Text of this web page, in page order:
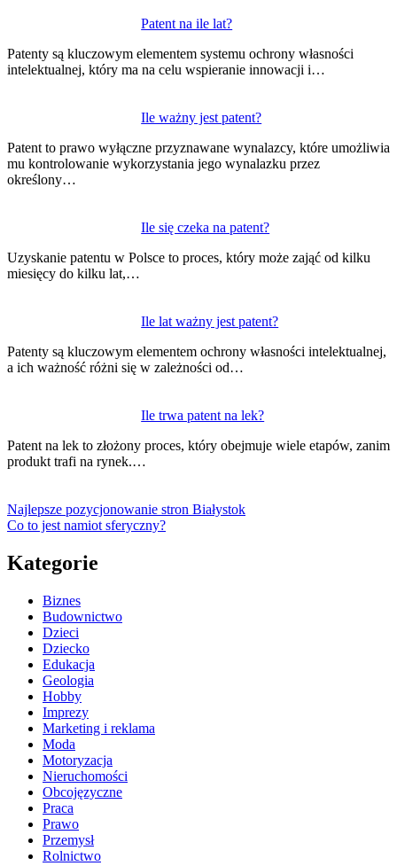
Patent na ile lat?
Patenty są kluczowym elementem systemu ochrony własności
intelektualnej, który ma na celu wspieranie innowacji i…
Ile ważny jest patent?
Patent to prawo wyłączne przyznawane wynalazcy, które umożliwia
mu kontrolowanie wykorzystania jego wynalazku przez
określony…
Ile się czeka na patent?
Uzyskanie patentu w Polsce to proces, który może zająć od kilku
miesięcy do kilku lat,…
Ile lat ważny jest patent?
Patenty są kluczowym elementem ochrony własności intelektualnej,
a ich ważność różni się w zależności od…
Ile trwa patent na lek?
Patent na lek to złożony proces, który obejmuje wiele etapów, zanim
produkt trafi na rynek.…
wpisu
Najlepsze pozycjonowanie stron Białystok
Co to jest namiot sferyczny?
Kategorie
Biznes
Budownictwo
Dzieci
Dziecko
Edukacja
Geologia
Hobby
Imprezy
Marketing i reklama
Moda
Motoryzacja
Nieruchomości
Obcojęzyczne
Praca
Prawo
Przemysł
Rolnictwo